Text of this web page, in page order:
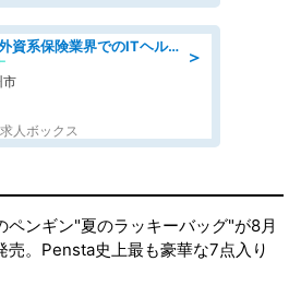
＞
ヘルプデスク/外資系保険業界でのITヘルプデスク業務/駅近/即日勤務可/ヘルプデスク
市
人ボックス
ペンギン"夏のラッキーバッグ"が8月
売。Pensta史上最も豪華な7点入り